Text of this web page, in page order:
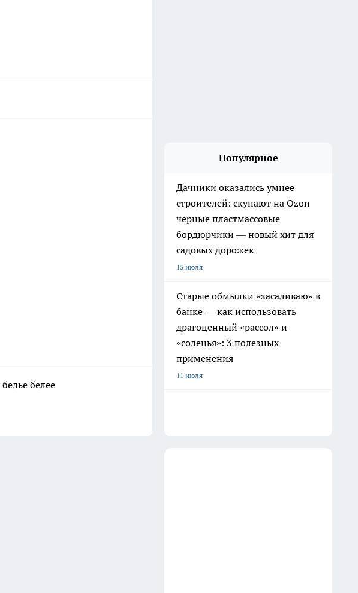
белее
Популярное
Дачники оказались умнее
строителей: скупают на Ozon
черные пластмассовые
бордюрчики — новый хит для
садовых дорожек
15 июля
Старые обмылки «засаливаю» в
банке — как использовать
драгоценный «рассол» и
«соленья»: 3 полезных
применения
11 июля